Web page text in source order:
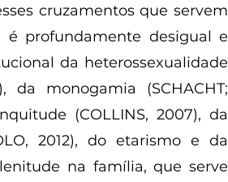
cruzamentos que servem
profundamente desigual e
da heterossexualidade
da monogamia (SCHACHT;
(COLLINS, 2007), da
2012), do etarismo e da
na família, que serve